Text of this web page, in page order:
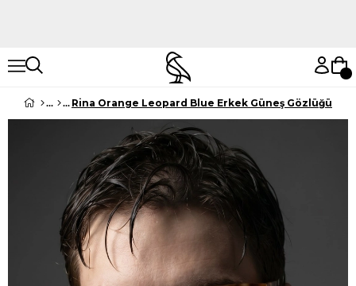
Rina Orange Leopard Blue Erkek Güneş Gözlüğü